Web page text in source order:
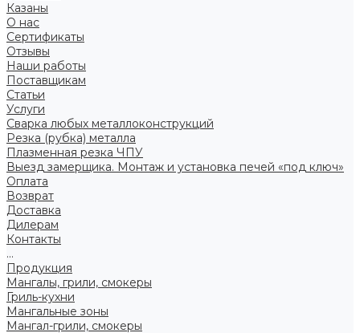
Казаны
О нас
Сертификаты
Отзывы
Наши работы
Поставщикам
Статьи
Услуги
Сварка любых металлоконструкций
Резка (рубка) металла
Плазменная резка ЧПУ
Выезд замерщика. Монтаж и установка печей «под ключ»
Оплата
Возврат
Доставка
Дилерам
Контакты
...
Продукция
Мангалы, грили, смокеры
Гриль-кухни
Мангальные зоны
Мангал-грили, смокеры